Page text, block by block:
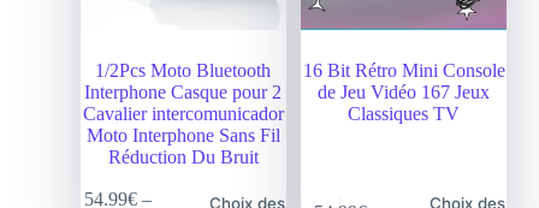
1/2Pcs Moto Bluetooth
Interphone Casque pour 2
Cavalier intercomunicador
Moto Interphone Sans Fil
Réduction Du Bruit
54.99€–
Choix des
16 Bit Rétro Mini Console
de Jeu Vidéo 167 Jeux
Classiques TV
Choix des